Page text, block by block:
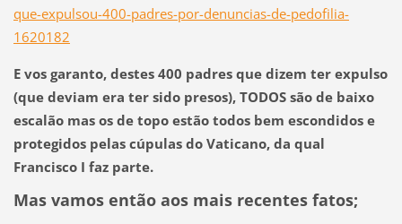
que-expulsou-400-padres-por-denuncias-de-pedofilia-
1620182
E vos garanto, destes 400 padres que dizem ter expulso
(que deviam era ter sido presos), TODOS são de baixo
escalão mas os de topo estão todos bem escondidos e
protegidos pelas cúpulas do Vaticano, da qual
Francisco I faz parte.
Mas vamos então aos mais recentes fatos;